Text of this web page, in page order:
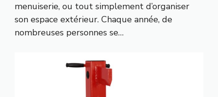
menuiserie, ou tout simplement d’organiser
son espace extérieur. Chaque année, de
nombreuses personnes se…